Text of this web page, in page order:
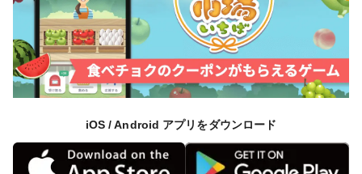
iOS / Android アプリをダウンロード